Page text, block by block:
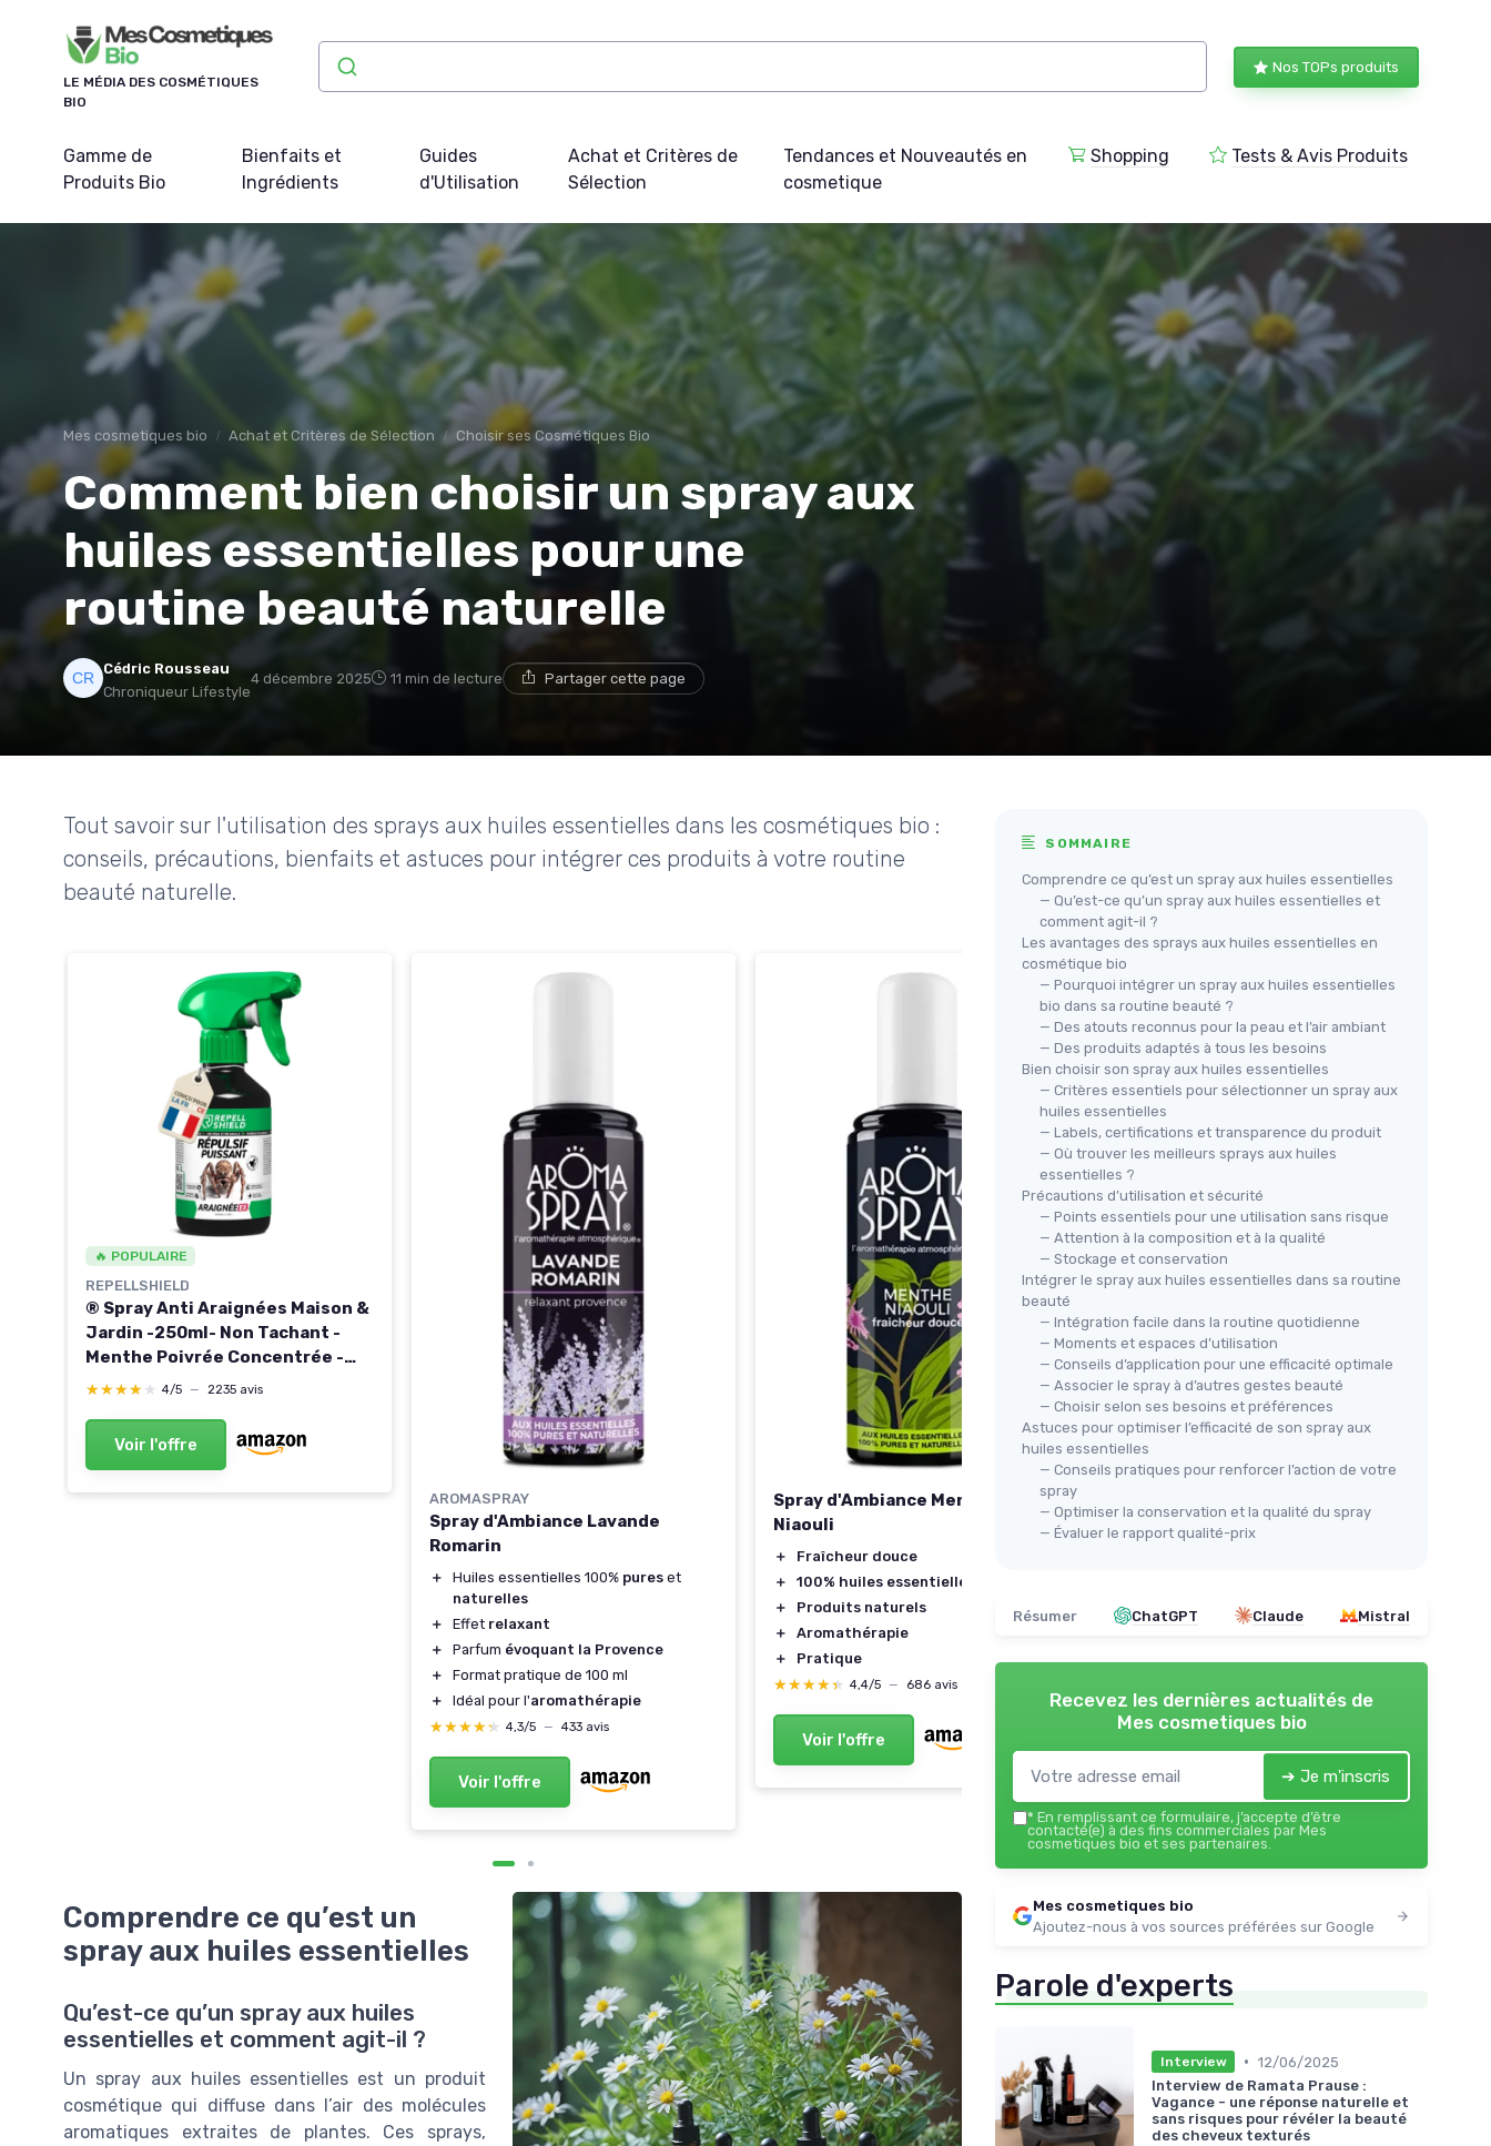
LE MÉDIA DES COSMÉTIQUES
BIO
Nos TOPs produits
Gamme de
Produits Bio
Bienfaits et
Ingrédients
Guides
d'Utilisation
Achat et Critères de
Sélection
Tendances et Nouveautés en
cosmetique
Shopping Tests & Avis Produits
Mes cosmetiques bio Achat et Critères de Sélection Choisir ses Cosmétiques Bio
Comment bien choisir un spray aux
huiles essentielles pour une
routine beauté naturelle
Cédric Rousseau
Chroniqueur Lifestyle
4 décembre 2025 11 min de lecture Partager cette page
Tout savoir sur l'utilisation des sprays aux huiles essentielles dans les cosmétiques bio :
conseils, précautions, bienfaits et astuces pour intégrer ces produits à votre routine
beauté naturelle.
🔥 POPULAIRE
REPELLSHIELD
® Spray Anti Araignées Maison &
Jardin -250ml- Non Tachant -
Menthe Poivrée Concentrée -
Usage Intérieur & Extérieur -
Essentielles 250 ml (Lot de 1)
★★★★★
★★★★★ 4/5 — 2235 avis
Voir l'offre
AROMASPRAY
Spray d'Ambiance Lavande
Romarin
＋ Huiles essentielles 100% pures et
naturelles
＋
Effet relaxant
＋
Parfum évoquant la Provence
＋
Format pratique de 100 ml
＋
Idéal pour l'aromathérapie
★★★★★
★★★★★ 4,3/5 — 433 avis
Voir l'offre
Spray d'Ambiance Menthe
Niaouli
＋
Fraîcheur douce
＋
100% huiles essentielles pures
＋
Produits naturels
＋
Aromathérapie
＋
Pratique
★★★★★
★★★★★ 4,4/5 — 686 avis
Voir l'offre
PRANARÔM
PRANARÔM - Aromaforce - Spray
Assainissant Aux Huiles
Essentielles Bio - Ravintsara Et
Tea Tree - Assainit Et Purifie L'Air
- 75 ml Tea Tree & Ravintsara 75
★★★★★
★★★★★ 4/5 —
Voir l'offre
Comprendre ce qu’est un
spray aux huiles essentielles
Qu’est-ce qu’un spray aux huiles
essentielles et comment agit-il ?
Un spray aux huiles essentielles est un produit
cosmétique qui diffuse dans l’air des molécules
aromatiques extraites de plantes. Ces sprays,
SOMMAIRE
Comprendre ce qu’est un spray aux huiles essentielles
— Qu’est-ce qu’un spray aux huiles essentielles et
comment agit-il ?
Les avantages des sprays aux huiles essentielles en
cosmétique bio
— Pourquoi intégrer un spray aux huiles essentielles
bio dans sa routine beauté ?
— Des atouts reconnus pour la peau et l’air ambiant
— Des produits adaptés à tous les besoins
Bien choisir son spray aux huiles essentielles
— Critères essentiels pour sélectionner un spray aux
huiles essentielles
— Labels, certifications et transparence du produit
— Où trouver les meilleurs sprays aux huiles
essentielles ?
Précautions d’utilisation et sécurité
— Points essentiels pour une utilisation sans risque
— Attention à la composition et à la qualité
— Stockage et conservation
Intégrer le spray aux huiles essentielles dans sa routine
beauté
— Intégration facile dans la routine quotidienne
— Moments et espaces d’utilisation
— Conseils d’application pour une efficacité optimale
— Associer le spray à d’autres gestes beauté
— Choisir selon ses besoins et préférences
Astuces pour optimiser l’efficacité de son spray aux
huiles essentielles
— Conseils pratiques pour renforcer l’action de votre
spray
— Optimiser la conservation et la qualité du spray
— Évaluer le rapport qualité-prix
Résumer ChatGPT Claude Mistral
Recevez les dernières actualités de
Mes cosmetiques bio
➔ Je m'inscris
* En remplissant ce formulaire, j’accepte d’être
contacté(e) à des fins commerciales par Mes
cosmetiques bio et ses partenaires.
Mes cosmetiques bio
Ajoutez-nous à vos sources préférées sur Google
Parole d'experts
Interview • 12/06/2025
Interview de Ramata Prause :
Vagance - une réponse naturelle et
sans risques pour révéler la beauté
des cheveux texturés